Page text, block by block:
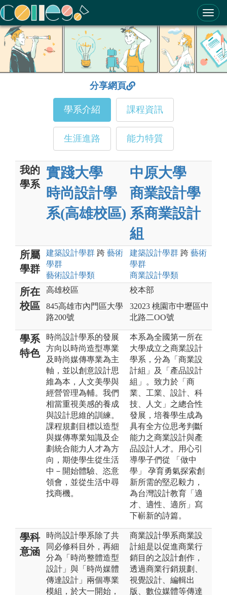
ColleGo! 大學選才與高中育才輔助系統
分享網頁
學系介紹 課程資訊
生涯進路 能力特質
我的
學系
實踐大學
時尚設計學
系(高雄校區)
中原大學
商業設計學
系商業設計
組
所屬
學群
建築設計學群 跨 藝術
學群
藝術設計學類
建築設計學群 跨 藝術
學群
商業設計學類
所在
校區
高雄校區
845高雄市內門區大學
路200號
校本部
32023 桃園市中壢區中
北路二OO號
學系
特色
時尚設計學系的發展
方向以時尚造型專業
及時尚媒傳專業為主
軸，並以創意設計思
維為本，人文美學與
經營管理為輔。我們
相當重視美感的養成
與設計思維的訓練。
課程規劃目標以造型
與媒傳專業知識及企
劃統合能力人才為方
向，期使學生從生活
中－開始體驗、恣意
領會，並從生活中尋
找商機。
本系為全國第一所在
大學成立之商業設計
學系，分為「商業設
計組」及「產品設計
組」。致力於「商
業、工業、設計、科
技、人文」之總合性
發展，培養學生成為
具有全方位思考判斷
能力之商業設計與產
品設計人才。用心引
導學子們從 「做中
學」 孕育勇氣探索創
新所需的堅忍毅力，
為台灣設計教育「適
才、適性、適所」寫
下嶄新的詩篇。
學科
意涵
時尚設計學系除了共
同必修科目外，再細
分為「時尚整體造型
設計」與「時尚媒體
傳達設計」兩個專業
模組，於大一開始，
商業設計學系商業設
計組是以促進商業行
銷目的之設計創作，
透過商業行銷規劃、
視覺設計、編輯出
版、數位媒體等傳達